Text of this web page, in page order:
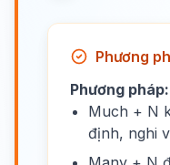
Phương
Phương pháp:
Much + N
định, nghi